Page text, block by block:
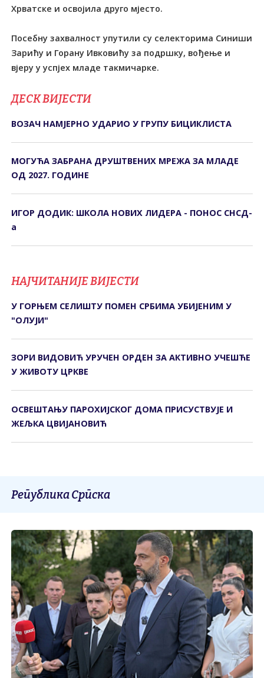
Хрватске и освојила друго мјесто.
Посебну захвалност упутили су селекторима Синиши
Зарићу и Горану Ивковићу за подршку, вођење и
вјеру у успјех младе такмичарке.
ДЕСК ВИЈЕСТИ
ВОЗАЧ НАМЈЕРНО УДАРИО У ГРУПУ БИЦИКЛИСТА
МОГУЋА ЗАБРАНА ДРУШТВЕНИХ МРЕЖА ЗА МЛАДЕ
ОД 2027. ГОДИНЕ
ИГОР ДОДИК: ШКОЛА НОВИХ ЛИДЕРА - ПОНОС СНСД-
а
НАЈЧИТАНИЈЕ ВИЈЕСТИ
У ГОРЊЕМ СЕЛИШTУ ПОМЕН СРБИМА УБИЈЕНИМ У
"ОЛУЈИ"
ЗОРИ ВИДОВИЋ УРУЧЕН ОРДЕН ЗА АКТИВНО УЧЕШЋЕ
У ЖИВОТУ ЦРКВЕ
ОСВЕШТАЊУ ПАРОХИЈСКОГ ДОМА ПРИСУСТВУЈЕ И
ЖЕЉКА ЦВИЈАНОВИЋ
Република Српска